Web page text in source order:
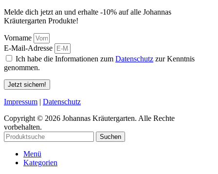
Melde dich jetzt an und erhalte -10% auf alle Johannas
Kräutergarten Produkte!
Vorname
E-Mail-Adresse
Ich habe die Informationen zum Datenschutz zur Kenntnis
genommen.
Jetzt sichern!
Impressum | Datenschutz
Copyright © 2026 Johannas Kräutergarten. Alle Rechte
vorbehalten.
Suchen
Menü
Kategorien